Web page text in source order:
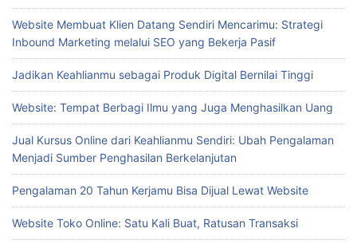
Website Membuat Klien Datang Sendiri Mencarimu: Strategi
Inbound Marketing melalui SEO yang Bekerja Pasif
Jadikan Keahlianmu sebagai Produk Digital Bernilai Tinggi
Website: Tempat Berbagi Ilmu yang Juga Menghasilkan Uang
Jual Kursus Online dari Keahlianmu Sendiri: Ubah Pengalaman
Menjadi Sumber Penghasilan Berkelanjutan
Pengalaman 20 Tahun Kerjamu Bisa Dijual Lewat Website
Website Toko Online: Satu Kali Buat, Ratusan Transaksi